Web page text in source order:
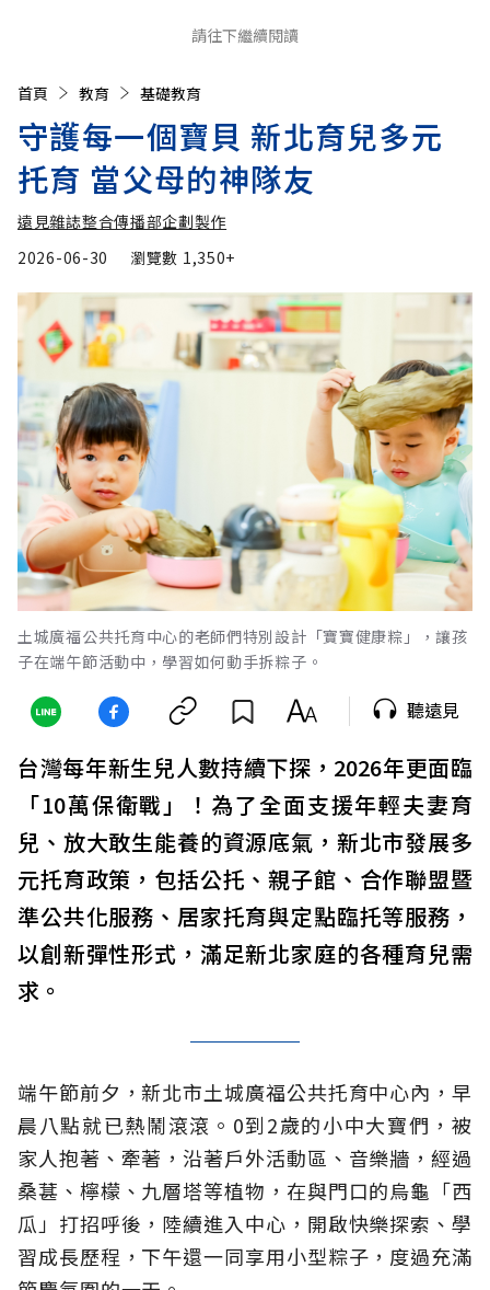
請往下繼續閱讀
首頁 教育 基礎教育
守護每一個寶貝 新北育兒多元
托育 當父母的神隊友
遠見雜誌整合傳播部企劃製作
2026-06-30
瀏覽數 1,350+
土城廣福公共托育中心的老師們特別設計「寶寶健康粽」，讓孩
子在端午節活動中，學習如何動手拆粽子。
聽遠見
台灣每年新生兒人數持續下探，2026年更面臨
「10萬保衛戰」！為了全面支援年輕夫妻育
兒、放大敢生能養的資源底氣，新北市發展多
元托育政策，包括公托、親子館、合作聯盟暨
準公共化服務、居家托育與定點臨托等服務，
以創新彈性形式，滿足新北家庭的各種育兒需
求。
端午節前夕，新北市土城廣福公共托育中心內，早
晨八點就已熱鬧滾滾。0到2歲的小中大寶們，被
家人抱著、牽著，沿著戶外活動區、音樂牆，經過
桑葚、檸檬、九層塔等植物，在與門口的烏龜「西
瓜」打招呼後，陸續進入中心，開啟快樂探索、學
習成長歷程，下午還一同享用小型粽子，度過充滿